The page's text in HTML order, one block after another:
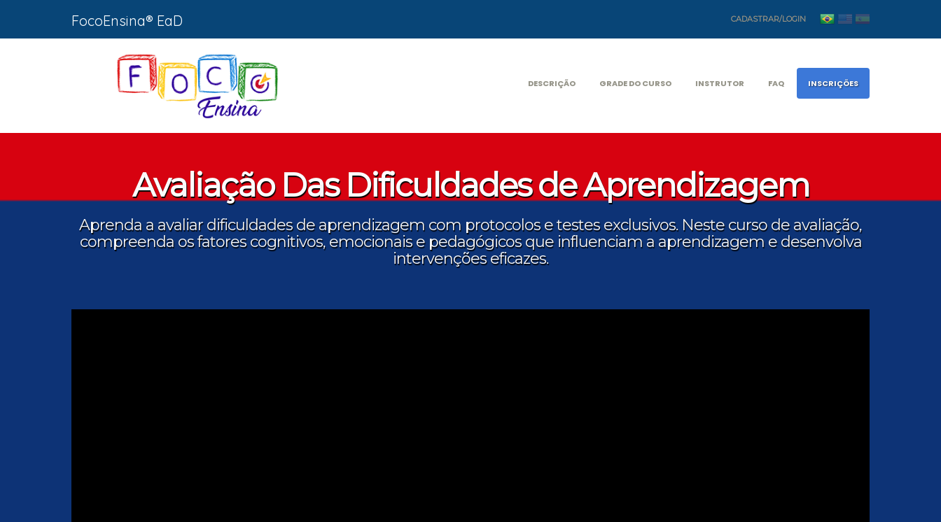
FocoEnsina® EaD CADASTRAR/LOGIN
DESCRIÇÃO GRADE DO CURSO INSTRUTOR FAQ INSCRIÇÕES
Avaliação Das Dificuldades de Aprendizagem
Aprenda a avaliar dificuldades de aprendizagem com protocolos e testes exclusivos. Neste curso de avaliação,
compreenda os fatores cognitivos, emocionais e pedagógicos que influenciam a aprendizagem e desenvolva
intervenções eficazes.